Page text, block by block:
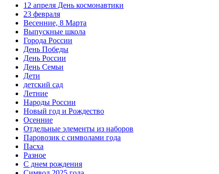
12 апреля День космонавтики
23 февраля
Весенние, 8 Марта
Выпускные школа
Города России
День Победы
День России
День Семьи
Дети
детский сад
Летние
Народы России
Новый год и Рождество
Осенние
Отдельные элементы из наборов
Паровозик с символами года
Пасха
Разное
С днем рождения